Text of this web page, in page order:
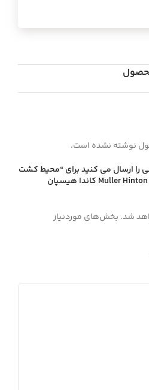
نوشته نشده است.
را ارسال می کنید برای “محيط كشت
مولر هينتون آگار Muller Hinton Agar 100gr كاندا هيسپان
شد. بخش‌های موردنیاز